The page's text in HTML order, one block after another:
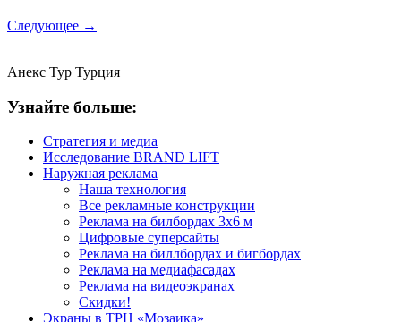
Следующее →
Анекс Тур Турция
Узнайте больше:
Стратегия и медиа
Исследование BRAND LIFT
Наружная реклама
Наша технология
Все рекламные конструкции
Реклама на билбордах 3х6 м
Цифровые суперсайты
Реклама на биллбордах и бигбордах
Реклама на медиафасадах
Реклама на видеоэкранах
Скидки!
Экраны в ТРЦ «Мозаика»